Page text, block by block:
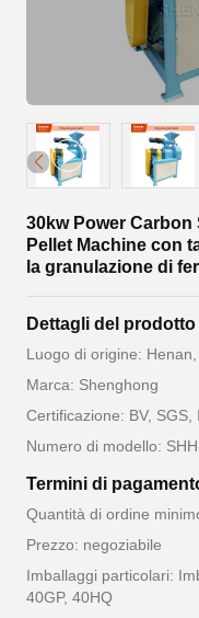
30kw Power Carbon
Pellet Machine con
la granulazione di
Dettagli del prodotto
Luogo di origine:
Marca: Shenghong
Certificazione: BV, SGS,
Numero di modello:
Termini di
Quantità di ordine
Prezzo: negoziabile
Imballaggi particolari:
40GP, 40HQ